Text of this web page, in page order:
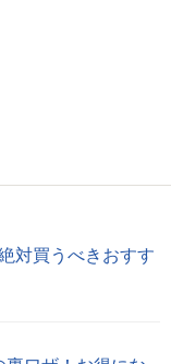
対買うべきおすす